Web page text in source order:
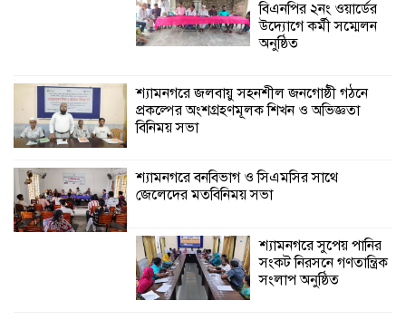
বিএনপির ২নং ওয়ার্ডের
উদ্যোগে কর্মী সম্মেলন
অনুষ্ঠিত
শ্যামনগরে জলবায়ু সহনশীল জনগোষ্ঠী গঠনে
প্রকল্পের অংশগ্রহণমূলক শিখন ও অভিজ্ঞতা
বিনিময় সভা
শ্যামনগরে বনবিভাগ ও সিএমসির সাথে
জেলেদের মতবিনিময় সভা
শ্যামনগরে সুপেয় পানির
সংকট নিরসনে গণতান্ত্রিক
সংলাপ অনুষ্ঠিত